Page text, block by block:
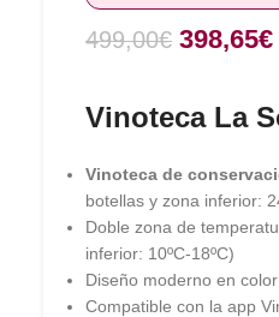
499,00€ 398,65€
Vinoteca La
Vinoteca de
botellas y zona inferior:
Doble zona de
inferior: 10ºC-18ºC)
Diseño moderno en
Compatible con la app